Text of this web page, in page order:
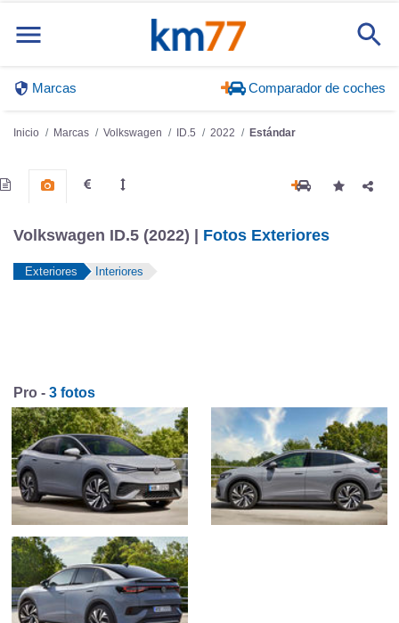
Marcas Comparador de coches
Inicio Marcas Volkswagen ID.5 2022 Estándar
Volkswagen ID.5 (2022) | Fotos Exteriores
Exteriores Interiores
Pro - 3 fotos